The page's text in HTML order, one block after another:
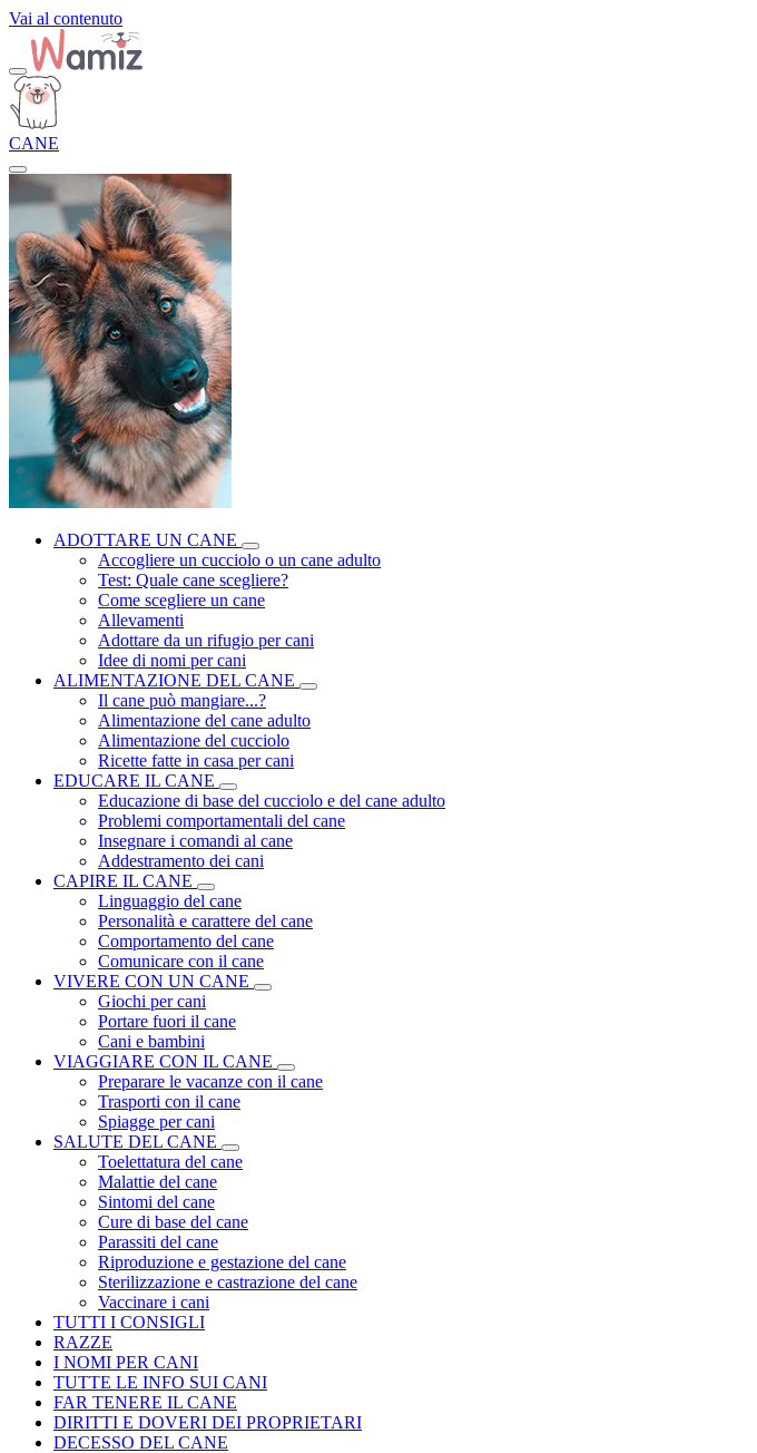
Vai al contenuto
CANE
ADOTTARE UN CANE
Accogliere un cucciolo o un cane adulto
Test: Quale cane scegliere?
Come scegliere un cane
Allevamenti
Adottare da un rifugio per cani
Idee di nomi per cani
ALIMENTAZIONE DEL CANE
Il cane può mangiare...?
Alimentazione del cane adulto
Alimentazione del cucciolo
Ricette fatte in casa per cani
EDUCARE IL CANE
Educazione di base del cucciolo e del cane adulto
Problemi comportamentali del cane
Insegnare i comandi al cane
Addestramento dei cani
CAPIRE IL CANE
Linguaggio del cane
Personalità e carattere del cane
Comportamento del cane
Comunicare con il cane
VIVERE CON UN CANE
Giochi per cani
Portare fuori il cane
Cani e bambini
VIAGGIARE CON IL CANE
Preparare le vacanze con il cane
Trasporti con il cane
Spiagge per cani
SALUTE DEL CANE
Toelettatura del cane
Malattie del cane
Sintomi del cane
Cure di base del cane
Parassiti del cane
Riproduzione e gestazione del cane
Sterilizzazione e castrazione del cane
Vaccinare i cani
TUTTI I CONSIGLI
RAZZE
I NOMI PER CANI
TUTTE LE INFO SUI CANI
FAR TENERE IL CANE
DIRITTI E DOVERI DEI PROPRIETARI
DECESSO DEL CANE